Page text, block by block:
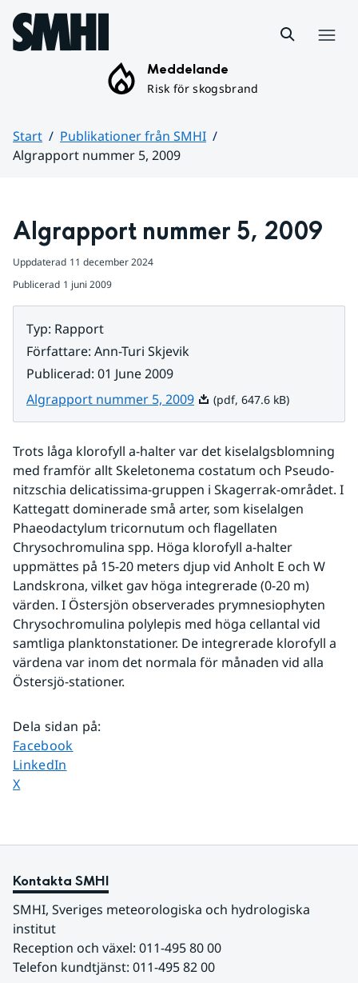
Hoppa till sidans innehåll
Meddelande
Risk för skogsbrand
Start
Publikationer från SMHI
Algrapport nummer 5, 2009
Algrapport nummer 5, 2009
Uppdaterad 11 december 2024
Publicerad 1 juni 2009
Typ: Rapport
Författare: Ann-Turi Skjevik
Publicerad: 01 June 2009
Algrapport nummer 5, 2009Pdf, 647.6 kB.
(pdf, 647.6 kB)
Trots låga klorofyll a-halter var det kiselalgsblomning
med framför allt Skeletonema costatum och Pseudo-
nitzschia delicatissima-gruppen i Skagerrak-området. I
Kattegatt dominerade små arter, som kiselalgen
Phaeodactylum tricornutum och flagellaten
Chrysochromulina spp. Höga klorofyll a-halter
uppmättes på 15-20 meters djup vid Anholt E och W
Landskrona, vilket gav höga integrerade (0-20 m)
värden. I Östersjön observerades prymnesiophyten
Chrysochromulina polylepis med höga cellantal vid
samtliga planktonstationer. De integrerade klorofyll a
värdena var inom det normala för månaden vid alla
Östersjö-stationer.
Dela sidan på:
Dela sidan på
Facebook
Dela sidan på
LinkedIn
Dela sidan på
X
Kontakta SMHI
SMHI, Sveriges meteorologiska och hydrologiska
institut
Reception och växel: 011-495 80 00
Telefon kundtjänst: 011-495 82 00